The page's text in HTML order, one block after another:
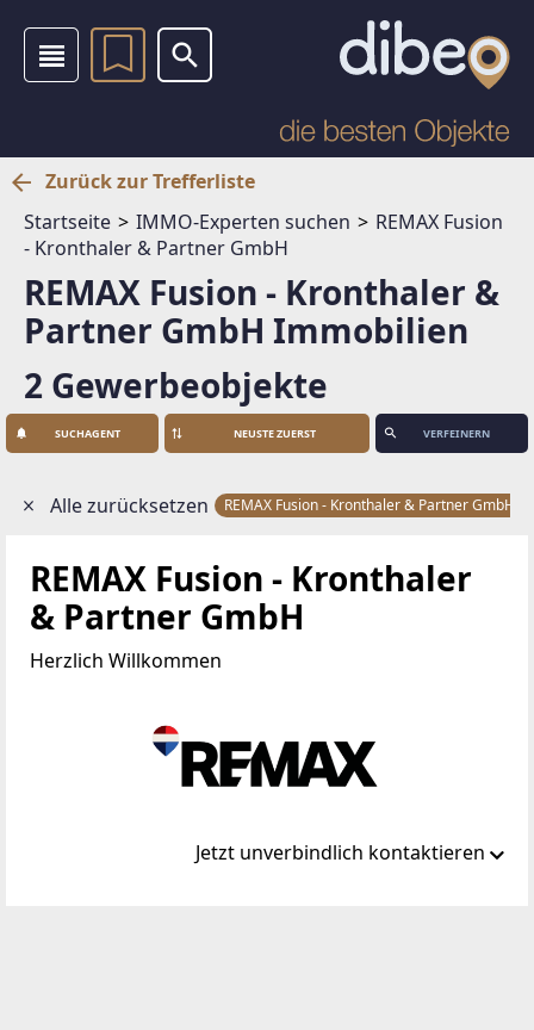
Zurück zur Trefferliste
Startseite
IMMO-Experten suchen
REMAX Fusion
- Kronthaler & Partner GmbH
REMAX Fusion - Kronthaler &
Partner GmbH Immobilien
2 Gewerbeobjekte
SUCHAGENT VERFEINERN
Alle zurücksetzen REMAX Fusion - Kronthaler & Partner GmbH
REMAX Fusion - Kronthaler
& Partner GmbH
Herzlich Willkommen
Jetzt unverbindlich kontaktieren